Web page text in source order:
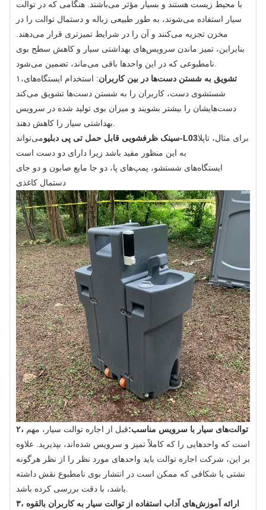
با محیط زیست هستند و بسیار مؤثر می‌باشند. هنگامی که در توالت
سیار استفاده می‌شوند، به طور طبیعی زباله و دستمال توالت را در
مخزن تجزیه می‌کنند و آن را در شرایط تمیزتری قرار می‌دهند.
بنابراین، تمیز ماندن سرویس‌های بهداشتی سیار و کاهش سطح بوی
۱،
تشویق به شستن دست‌ها در بین کاربران: استخدام ایستگاه‌های
دست‌هایشان را بیشتر بشویند و میزان بوی تولید شده در سرویس
برای مثال، تاپلاسینک ظرفشویی قابل حمل تی پی دبلیو-L03
می‌تواند
ایستگاه‌های شستشو، پمپ‌های پا، دو جا مایع صابون و دو جای
دستمال کاغذی
۲، توالت‌های سیار با سرویس مناسب:قبل از اجاره توالت سیار، مهم
است که واحدهایی را که کاملاً تمیز و سرویس شده‌اند، بپذیرید. علاوه
بر این، شرکت اجاره توالت باید واحدهای مورد نظر را از نظر هرگونه
نشتی یا شکافی که ممکن است در انتشار بوی نامطبوع نقش داشته
۳، ارائه آموزش‌های آداب استفاده از توالت سیار به کاربران بالقوه